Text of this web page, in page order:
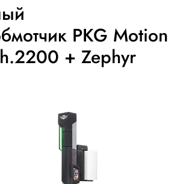
PKG Motion
+ Zephyr